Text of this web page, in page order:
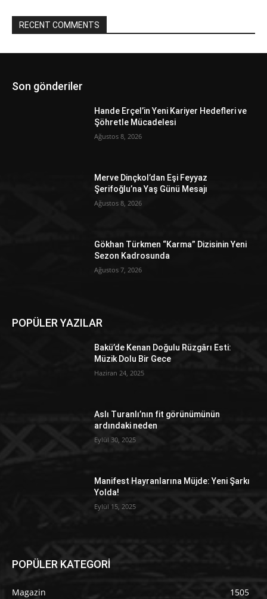
RECENT COMMENTS
Son gönderiler
Hande Erçel’in Yeni Kariyer Hedefleri ve
Şöhretle Mücadelesi
Ağustos 8, 2026
Merve Dinçkol’dan Eşi Feyyaz
Şerifoğlu’na Yaş Günü Mesajı
Ağustos 8, 2026
Gökhan Türkmen “Karma” Dizisinin Yeni
Sezon Kadrosunda
Ağustos 7, 2026
POPÜLER YAZILAR
Bakü’de Kenan Doğulu Rüzgârı Esti:
Müzik Dolu Bir Gece
Haziran 24, 2025
Aslı Turanlı’nın fit görünümünün
ardındaki neden
Eylül 30, 2025
Manifest Hayranlarına Müjde: Yeni Şarkı
Yolda!
Eylül 15, 2025
POPÜLER KATEGORİ
Magazin
1505